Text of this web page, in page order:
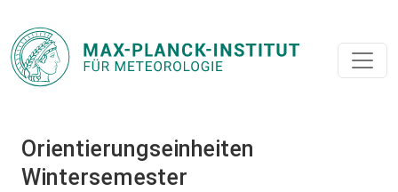
Orientierungseinheiten
Wintersemester